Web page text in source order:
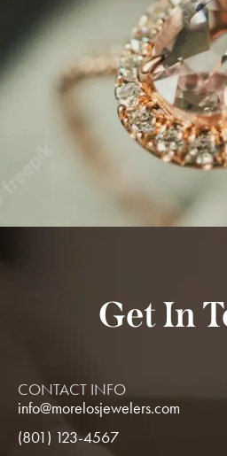
Get In
CONTACT INFO
info@morelosjewelers.com
(801) 123-4567